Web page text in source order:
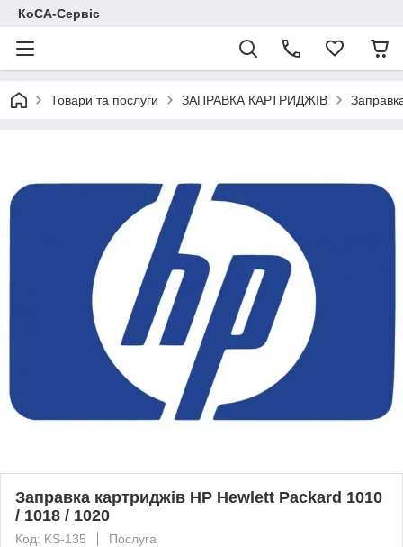
КоСА-Сервіс
Товари та послуги ЗАПРАВКА КАРТРИДЖІВ
Заправка картриджів HP Hewlett Packard 1010
/ 1018 / 1020
Код: KS-135 Послуга